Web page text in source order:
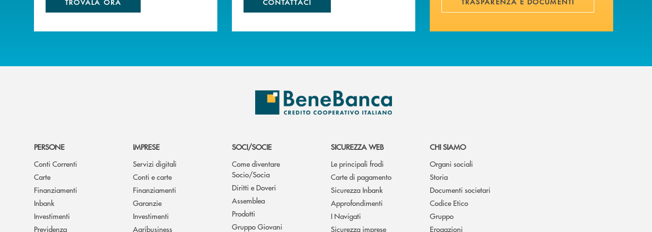
PERSONE
Conti Correnti
Carte
Finanziamenti
Inbank
Investimenti
Previdenza
IMPRESE
Servizi digitali
Conti e carte
Finanziamenti
Garanzie
Investimenti
Agribusiness
SOCI/SOCIE
Come diventare
Socio/Socia
Diritti e Doveri
Assemblea
Prodotti
Gruppo Giovani
SICUREZZA WEB
Le principali frodi
Carte di pagamento
Sicurezza Inbank
Approfondimenti
I Navigati
Sicurezza imprese
CHI SIAMO
Organi sociali
Storia
Documenti societari
Codice Etico
Gruppo
Erogazioni